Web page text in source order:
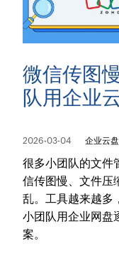
微信传图
队用企业
2026-03-04 企业云盘
很多小团队的文件
信传图慢、文件压
乱。工具越来越多
小团队用企业网盘
案。